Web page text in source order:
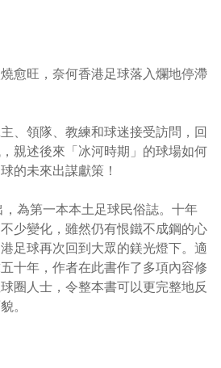
愈旺，奈何香港足球落入爛地停滯
、領隊、教練和球迷接受訪問，回
親述後來「冰河時期」的球場如何
的未來出謀獻策！
為第一本本土足球民俗誌。十年
少變化，雖然仍有恨鐵不成鋼的心
足球再次回到大眾的鎂光燈下。適
十年，作者在此書作了多項內容修
圈人士，令整本書可以更完整地反
。